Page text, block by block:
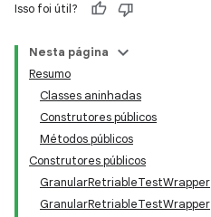
Isso foi útil?
Nesta página
Resumo
Classes aninhadas
Construtores públicos
Métodos públicos
Construtores públicos
GranularRetriableTestWrapper
GranularRetriableTestWrapper